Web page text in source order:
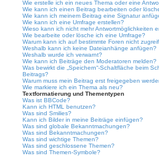
Wie erstelle ich ein neues Thema oder eine
Wie kann ich einen Beitrag bearbeiten oder
Wie kann ich meinem Beitrag eine Signatur
Wie kann ich eine Umfrage erstellen?
Wieso kann ich nicht mehr Antwortmöglichkeiten
Wie bearbeite oder lösche ich eine Umfrage?
Warum kann ich auf bestimmte Foren nicht
Weshalb kann ich keine Dateianhänge anfügen?
Weshalb wurde ich verwarnt?
Wie kann ich Beiträge den Moderatoren melden?
Was bewirkt die „Speichern“-Schaltfläche beim
Beitrags?
Warum muss mein Beitrag erst freigegeben
Wie markiere ich ein Thema als neu?
Textformatierung und Thementypen
Was ist BBCode?
Kann ich HTML benutzen?
Was sind Smilies?
Kann ich Bilder in meine Beiträge einfügen?
Was sind globale Bekanntmachungen?
Was sind Bekanntmachungen?
Was sind wichtige Themen?
Was sind geschlossene Themen?
Was sind Themen-Symbole?